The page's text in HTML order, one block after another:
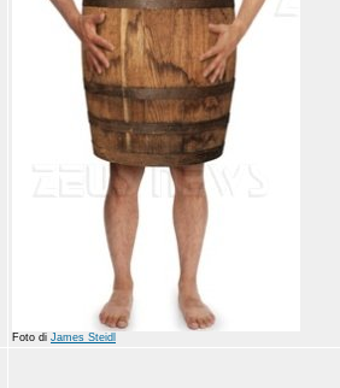
Foto di James Steidl